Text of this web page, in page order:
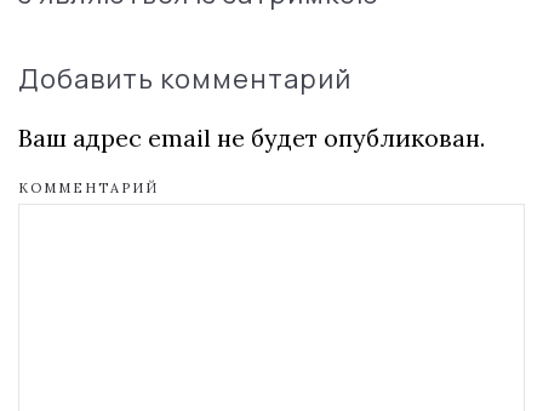
Добавить комментарий
Ваш адрес email не будет опубликован.
КОММЕНТАРИЙ